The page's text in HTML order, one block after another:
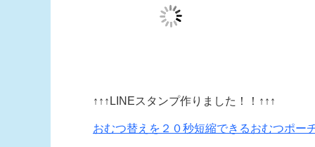
↑↑↑LINEスタンプ作りました！！↑↑↑
おむつ替えを２０秒短縮できるおむつポー